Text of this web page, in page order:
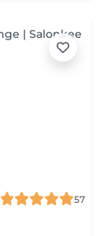
57